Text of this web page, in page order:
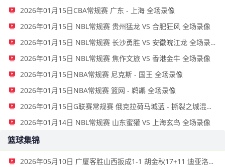
2026年01月15日CBA常规赛 广东 - 上海 全场录像
2026年01月15日 NBL常规赛 贵州猛龙 VS 合肥狂风 全场录像
2026年01月15日 NBL常规赛 长沙勇胜 VS 安徽皖江龙 全场录像
2026年01月15日 NBL常规赛 焦作文旅 VS 香港金牛 全场录像
2026年01月15日NBA常规赛 尼克斯 - 国王 全场录像
2026年01月15日NBA常规赛 篮网 - 鹈鹕 全场录像
2026年01月15日G联赛常规赛 俄克拉荷马城蓝 - 撕裂之城混音 全场录像
2026年01月14日 NBL常规赛 山东蜜獾 VS 上海玄鸟 全场录像
篮球集锦
2026年05月10日 广厦客胜山西扳成1-1 胡金秋17+11 迪亚洛关键上篮不中